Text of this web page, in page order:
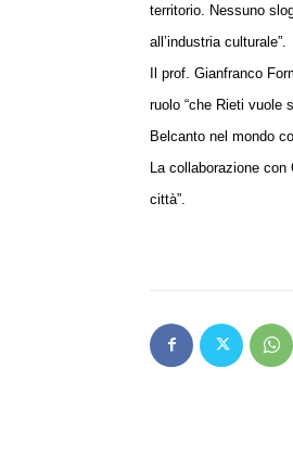
territorio. Nessuno
all’industria culturale”.
Il prof. Gianfranco
ruolo “che Rieti vuole
Belcanto nel mondo
La collaborazione
città”.